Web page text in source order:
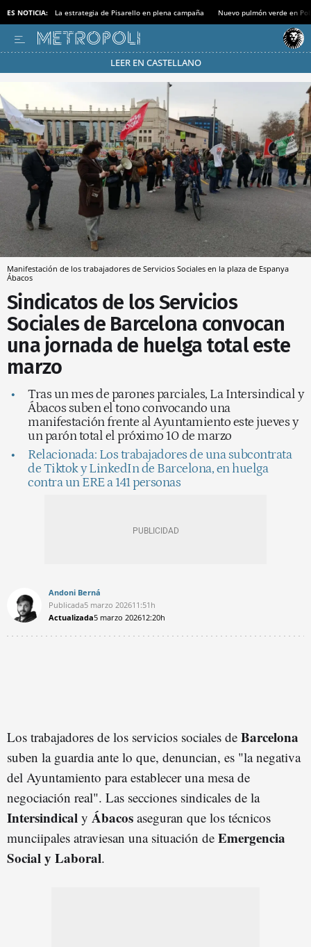
ES NOTICIA: La estrategia de Pisarello en plena campaña Nuevo pulmón verde en
LEER EN CASTELLANO
Pásate al MODO AHORRO
Manifestación de los trabajadores de Servicios Sociales en la plaza de Espanya
Ábacos
Sindicatos de los Servicios
Sociales de Barcelona convocan
una jornada de huelga total este
marzo
Tras un mes de parones parciales, La Intersindical y
Ábacos suben el tono convocando una
manifestación frente al Ayuntamiento este jueves y
un parón total el próximo 10 de marzo
Relacionada: Los trabajadores de una subcontrata
de Tiktok y LinkedIn de Barcelona, en huelga
contra un ERE a 141 personas
Andoni Berná
Publicada5 marzo 202611:51h
Actualizada5 marzo 202612:20h
Los trabajadores de los servicios sociales de Barcelona
suben la guardia ante lo que, denuncian, es "la negativa
del Ayuntamiento para establecer una mesa de
negociación real". Las secciones sindicales de la
Intersindical y Ábacos aseguran que los técnicos
munciipales atraviesan una situación de Emergencia
Social y Laboral.